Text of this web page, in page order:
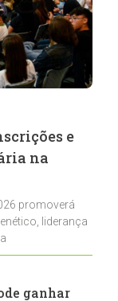
e
na
promoverá
liderança
ganhar